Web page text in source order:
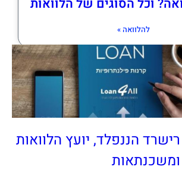
וכל הסוגים של הלוואות
להלוואה »
רישרד הננפלד, יועץ הלוואות
ומשכנתאות